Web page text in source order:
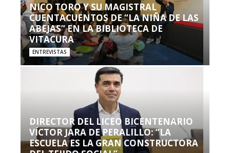
NICO TORO Y SU MAGISTRAL
CUENTACUENTOS DE “LA NIÑA DE LAS
ABEJAS” EN LA BIBLIOTECA DE
VITACURA
ENTREVISTAS
DIRECTOR DEL LICEO BICENTENARIO
VÍCTOR JARA DE PERALILLO: “LA
ESCUELA ES LA GRAN CONSTRUCTORA